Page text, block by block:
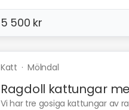
5 500 kr
Katt ·Mölndal
Ragdoll kattungar
Vi har tre gosiga kattungar av